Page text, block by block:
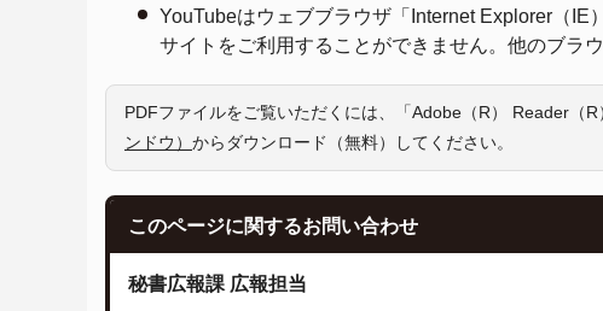
YouTubeはウェブブラウザ「Internet Explorer（
サイトをご利用することができません。他のブラ
PDFファイルをご覧いただくには、「Adobe（R） Reader（
ンドウ） からダウンロード（無料）してください。
このページに関するお問い合わせ
秘書広報課 広報担当